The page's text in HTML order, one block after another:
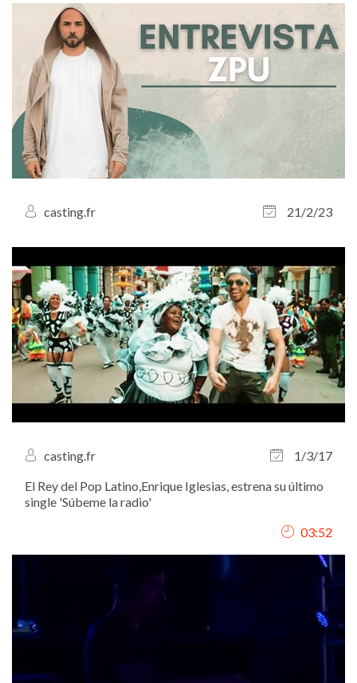
casting.fr 21/2/23
casting.fr
1/3/17
El Rey del Pop Latino,Enrique Iglesias, estrena su último
single 'Súbeme la radio'
03:52